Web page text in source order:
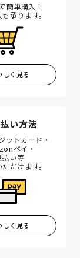
簡単購入！
承ります。
しく見る
い方法
ットカード・
ペイ・
払い等
だけます。
しく見る